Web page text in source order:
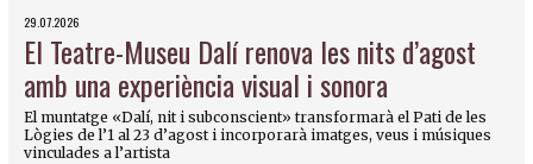
29.07.2026
El Teatre-Museu Dalí renova les nits d’agost
amb una experiència visual i sonora
El muntatge «Dalí, nit i subconscient» transformarà el Pati de les
Lògies de l’1 al 23 d’agost i incorporarà imatges, veus i músiques
vinculades a l’artista